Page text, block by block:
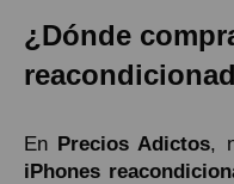
¿Dónde
En Precios Adictos,
iPhones